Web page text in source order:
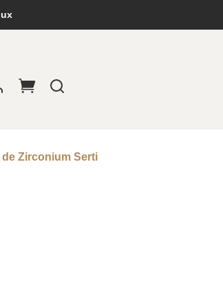
de Zirconium Serti